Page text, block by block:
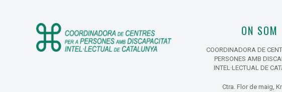
ON SOM
COORDINADORA DE
PERSONES AMB
INTEL·LECTUAL DE
Ctra. Flor de maig,